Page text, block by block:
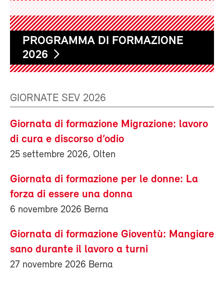
PROGRAMMA DI FORMAZIONE
2026
GIORNATE SEV 2026
Giornata di formazione Migrazione: lavoro
di cura e discorso d’odio
25 settembre 2026, Olten
Giornata di formazione per le donne: La
forza di essere una donna
6 novembre 2026 Berna
Giornata di formazione Gioventù: Mangiare
sano durante il lavoro a turni
27 novembre 2026 Berna